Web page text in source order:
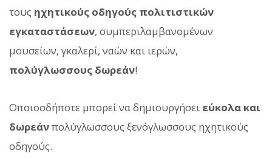
τους ηχητικούς οδηγούς πολιτιστικών
εγκαταστάσεων, συμπεριλαμβανομένων
μουσείων, γκαλερί, ναών και ιερών,
πολύγλωσσους δωρεάν!
Οποιοσδήποτε μπορεί να δημιουργήσει εύκολα και
δωρεάνπολύγλωσσους ξενόγλωσσους ηχητικούς
οδηγούς.